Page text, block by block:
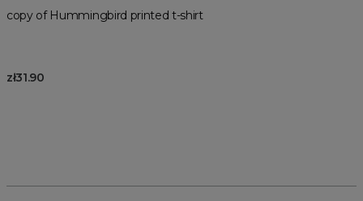
copy of Hummingbird printed t-shirt
zł31.90